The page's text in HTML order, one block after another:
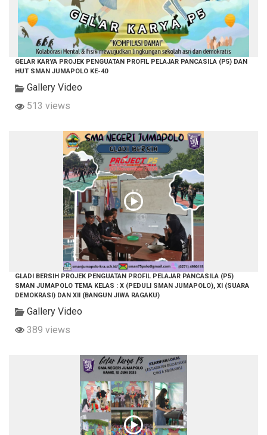
GELAR KARYA PROJEK PENGUATAN PROFIL PELAJAR PANCASILA (P5) DAN
HUT SMAN JUMAPOLO KE-40
Gallery Video
513 views
GLADI BERSIH PROJEK PENGUATAN PROFIL PELAJAR PANCASILA (P5)
SMAN JUMAPOLO TEMA KELAS : X (PEDULI SMAN JUMAPOLO), XI (SUARA
DEMOKRASI) DAN XII (BANGUN JIWA RAGAKU)
Gallery Video
389 views